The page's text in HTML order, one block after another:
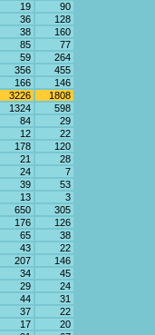
19
90
36
128
38
160
85
77
59
264
356
455
166
146
3226
1808
1324
598
84
29
12
22
178
120
21
28
24
7
39
53
13
3
650
305
176
126
65
38
43
22
207
146
34
45
29
24
44
31
37
22
17
20